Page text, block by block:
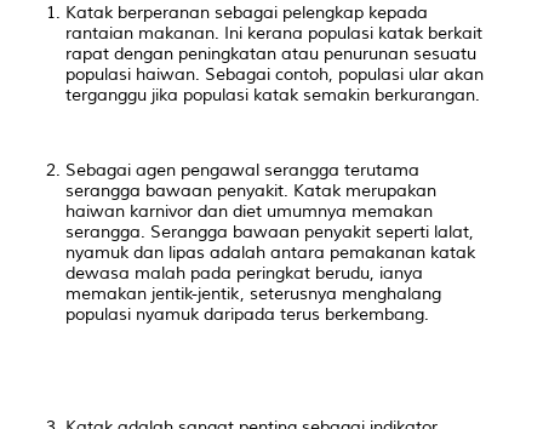
Katak berperanan sebagai pelengkap kepada
rantaian makanan. Ini kerana populasi katak berkait
rapat dengan peningkatan atau penurunan sesuatu
populasi haiwan. Sebagai contoh, populasi ular akan
terganggu jika populasi katak semakin berkurangan.
Sebagai agen pengawal serangga terutama
serangga bawaan penyakit. Katak merupakan
haiwan karnivor dan diet umumnya memakan
serangga. Serangga bawaan penyakit seperti lalat,
nyamuk dan lipas adalah antara pemakanan katak
dewasa malah pada peringkat berudu, ianya
memakan jentik-jentik, seterusnya menghalang
populasi nyamuk daripada terus berkembang.